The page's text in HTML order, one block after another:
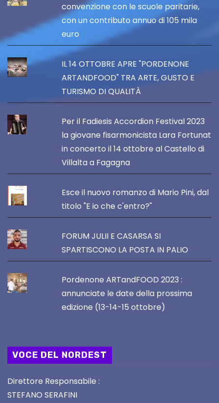
convenzione con le scuole paritarie,
con un contributo annuo di 105 mila
euro
IL 14 OTTOBRE APRE "PORDENONE
ARTANDFOOD" TRA ARTE, GUSTO E
TURISMO DI QUALITÀ
Per il Fadiesis Accordion Festival 2023
la giovane fisarmonicista Lara Fortunat
in concerto il 14 ottobre al Castello di
Villalta a Fagagna
Esce il nuovo romanzo di Mario Pini, dal
titolo "E io che c'entro?"
FORUM JULII E CASARSA SI
SPARTISCONO LA POSTA IN PALIO
Pordenone ARTandFOOD 2023 :
annunciate le date della prossima
edizione (13-14-15 ottobre)
VOCE DEL NORDEST
Direttore Responsabile :
STEFANO SERAFINI